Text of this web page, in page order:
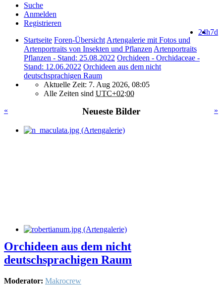
Suche
Anmelden
Registrieren
7d
24h
Startseite Foren-Übersicht Artengalerie mit Fotos und
Artenportraits von Insekten und Pflanzen Artenportraits
Pflanzen - Stand: 25.08.2022 Orchideen - Orchidaceae -
Stand: 12.06.2022 Orchideen aus dem nicht
deutschsprachigen Raum
Aktuelle Zeit: 7. Aug 2026, 08:05
Alle Zeiten sind UTC+02:00
«
»
Neueste Bilder
Orchideen aus dem nicht
deutschsprachigen Raum
Moderator: Makrocrew